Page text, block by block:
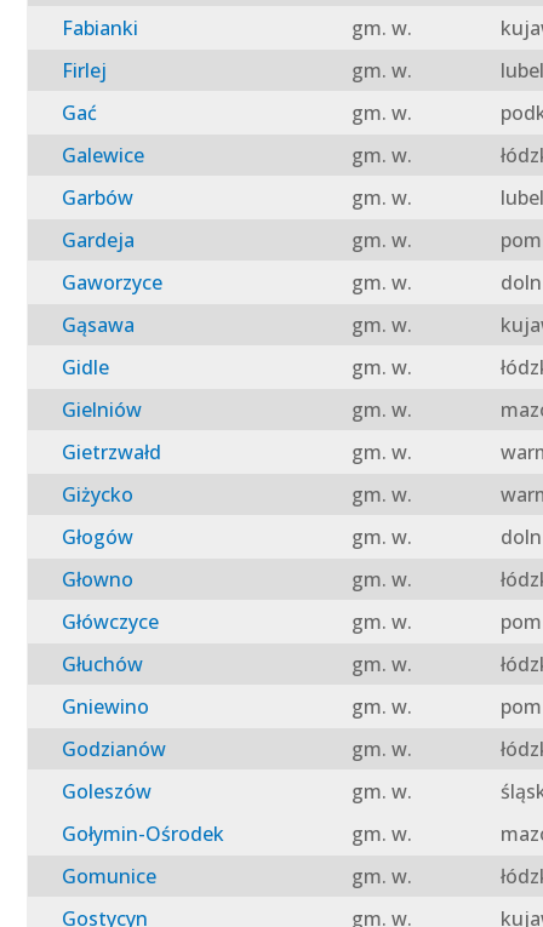
Fabianki
gm. w.
Firlej
gm. w.
Gać
gm. w.
Galewice
gm. w.
Garbów
gm. w.
Gardeja
gm. w.
Gaworzyce
gm. w.
Gąsawa
gm. w.
Gidle
gm. w.
Gielniów
gm. w.
Gietrzwałd
gm. w.
Giżycko
gm. w.
Głogów
gm. w.
Głowno
gm. w.
Główczyce
gm. w.
Głuchów
gm. w.
Gniewino
gm. w.
Godzianów
gm. w.
Goleszów
gm. w.
Gołymin-Ośrodek
gm. w.
Gomunice
gm. w.
Gostycyn
gm. w.